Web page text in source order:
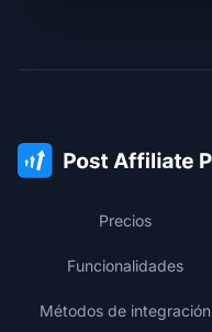
Precios
Funcionalidades
Métodos de integración